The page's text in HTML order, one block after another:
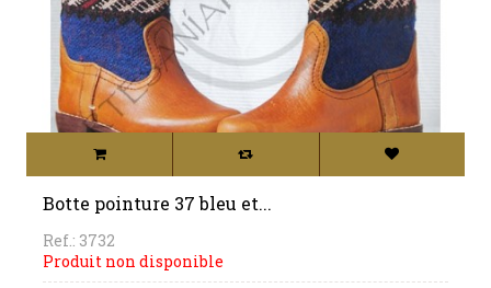
Botte pointure 37 bleu et...
Ref.: 3732
Produit non disponible